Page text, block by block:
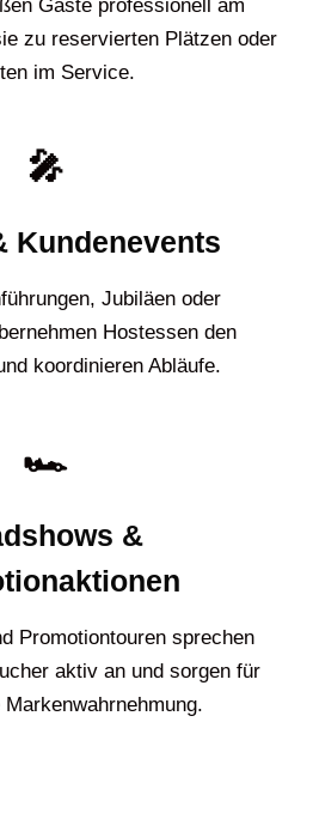
Gäste professionell am
zu reservierten Plätzen oder
im Service.
🎤
Kundenevents
Jubiläen oder
Hostessen den
koordinieren Abläufe.
🏎️
&
Promotiontouren sprechen
aktiv an und sorgen für